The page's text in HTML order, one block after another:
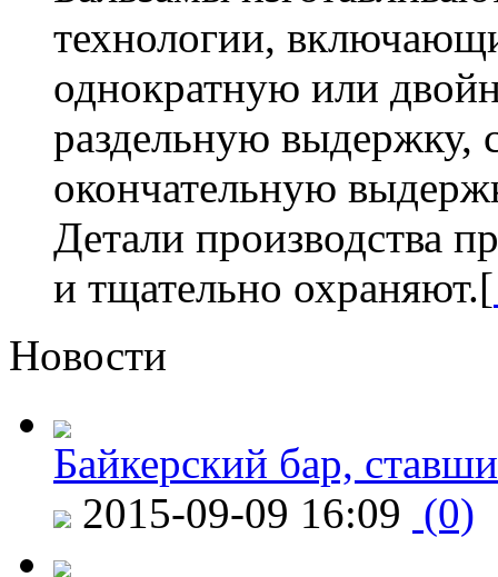
технологии,
однократную или
раздельную
окончательную
Детали производства
и тщательно охраняют.[
Новости
Байкерский бар,
2015-09-09 16:09 (0)